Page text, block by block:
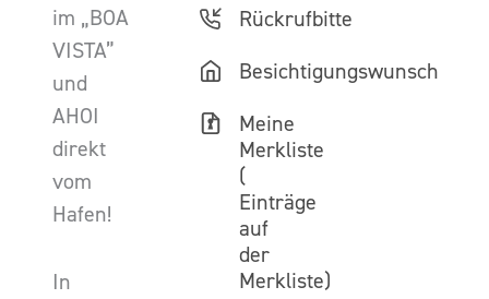
im „BOA
VISTA”
und
AHOI
direkt
vom
Hafen!
In
Rückrufbitte
Besichtigungswunsch
Meine
Merkliste
(
Einträge
auf
der
Merkliste)